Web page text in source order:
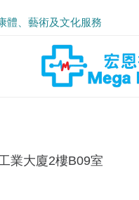
體、藝術及文化服務
業大廈2樓B09室